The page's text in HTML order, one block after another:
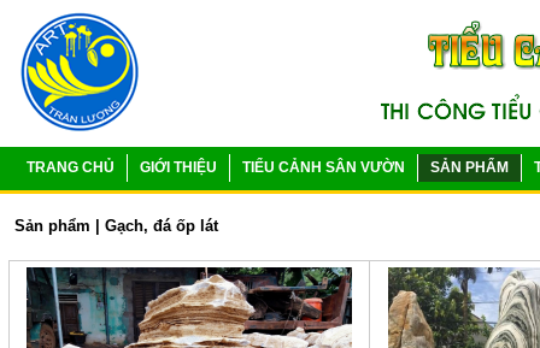
TRANG CHỦ GIỚI THIỆU TIỂU CẢNH SÂN VƯỜN SẢN PHẨM
Sản phẩm Gạch, đá ốp lát